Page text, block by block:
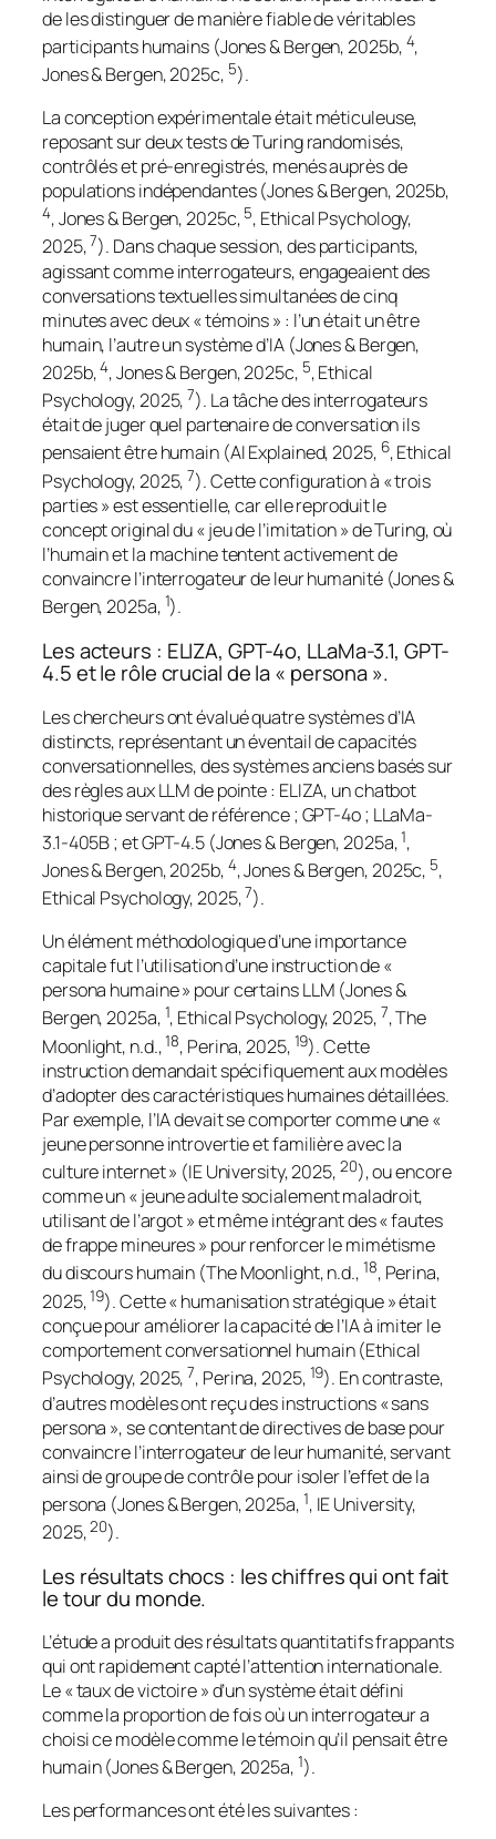
de les distinguer de manière fiable de véritables
participants humains (Jones & Bergen, 2025b, 4,
Jones & Bergen, 2025c, 5).
La conception expérimentale était méticuleuse,
reposant sur deux tests de Turing randomisés,
contrôlés et pré-enregistrés, menés auprès de
populations indépendantes (Jones & Bergen, 2025b,
4, Jones & Bergen, 2025c, 5, Ethical Psychology,
2025,7). Dans chaque session, des participants,
agissant comme interrogateurs, engageaient des
conversations textuelles simultanées de cinq
minutes avec deux « témoins » : l’un était un être
humain, l’autre un système d’IA (Jones & Bergen,
2025b,4, Jones & Bergen, 2025c, 5, Ethical
Psychology, 2025, 7). La tâche des interrogateurs
était de juger quel partenaire de conversation ils
pensaient être humain (AI Explained, 2025, 6, Ethical
Psychology, 2025, 7). Cette configuration à « trois
parties » est essentielle, car elle reproduit le
concept original du « jeu de l’imitation » de Turing, où
l’humain et la machine tentent activement de
convaincre l’interrogateur de leur humanité (Jones &
Bergen, 2025a, 1).
Les acteurs : ELIZA, GPT-4o, LLaMa-3.1, GPT-
4.5 et le rôle crucial de la « persona ».
Les chercheurs ont évalué quatre systèmes d’IA
distincts, représentant un éventail de capacités
conversationnelles, des systèmes anciens basés sur
des règles aux LLM de pointe : ELIZA, un chatbot
historique servant de référence ; GPT-4o ; LLaMa-
3.1-405B ; et GPT-4.5 (Jones & Bergen, 2025a,1,
Jones & Bergen, 2025b, 4, Jones & Bergen, 2025c, 5,
Ethical Psychology, 2025,7).
Un élément méthodologique d’une importance
capitale fut l’utilisation d’une instruction de «
persona humaine » pour certains LLM (Jones &
Bergen, 2025a, 1, Ethical Psychology, 2025, 7, The
Moonlight, n.d.,18, Perina, 2025, 19). Cette
instruction demandait spécifiquement aux modèles
d’adopter des caractéristiques humaines détaillées.
Par exemple, l’IA devait se comporter comme une «
jeune personne introvertie et familière avec la
culture internet » (IE University, 2025, 20), ou encore
comme un « jeune adulte socialement maladroit,
utilisant de l’argot » et même intégrant des « fautes
de frappe mineures » pour renforcer le mimétisme
du discours humain (The Moonlight, n.d., 18, Perina,
2025,19). Cette « humanisation stratégique » était
conçue pour améliorer la capacité de l’IA à imiter le
comportement conversationnel humain (Ethical
Psychology, 2025, 7, Perina, 2025, 19). En contraste,
d’autres modèles ont reçu des instructions « sans
persona », se contentant de directives de base pour
convaincre l’interrogateur de leur humanité, servant
ainsi de groupe de contrôle pour isoler l’effet de la
persona (Jones & Bergen, 2025a, 1, IE University,
2025,20).
Les résultats chocs : les chiffres qui ont fait
le tour du monde.
L’étude a produit des résultats quantitatifs frappants
qui ont rapidement capté l’attention internationale.
Le « taux de victoire » d’un système était défini
comme la proportion de fois où un interrogateur a
choisi ce modèle comme le témoin qu’il pensait être
humain (Jones & Bergen, 2025a, 1).
Les performances ont été les suivantes :